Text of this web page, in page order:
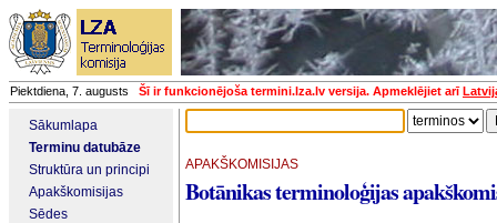
Piektdiena, 7. augusts Šī ir funkcionējoša termini.lza.lv versija. Apmeklējiet arī
Sākumlapa
Terminu datubāze
Struktūra un principi
Apakškomisijas
Sēdes
APAKŠKOMISIJAS
Botānikas terminoloģijas